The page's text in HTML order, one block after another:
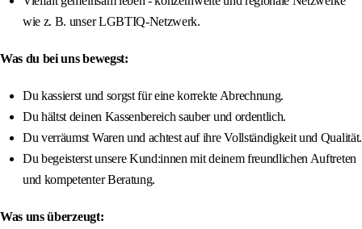
wie z. B. unser LGBTIQ-Netzwerk.
Was du bei uns bewegst:
Du kassierst und sorgst für eine korrekte Abrechnung.
Du hältst deinen Kassenbereich sauber und ordentlich.
Du verräumst Waren und achtest auf ihre Vollständigkeit und Qualität.
Du begeisterst unsere Kund:innen mit deinem freundlichen Auftreten
und kompetenter Beratung.
Was uns überzeugt: